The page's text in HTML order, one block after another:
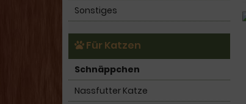
Sonstiges
Für Katzen
Schnäppchen
Nassfutter Katze